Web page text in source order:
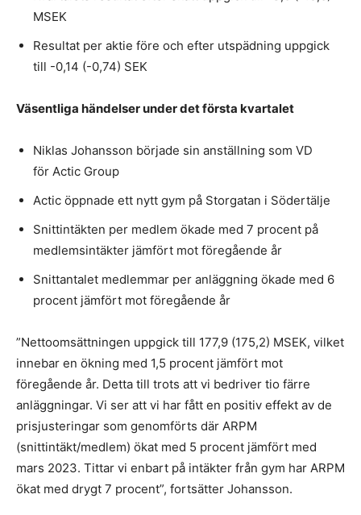
MSEK
Resultat per aktie före och efter utspädning uppgick
till -0,14 (-0,74) SEK
Väsentliga händelser under det första kvartalet
Niklas Johansson började sin anställning som VD
för Actic Group
Actic öppnade ett nytt gym på Storgatan i Södertälje
Snittintäkten per medlem ökade med 7 procent på
medlemsintäkter jämfört mot föregående år
Snittantalet medlemmar per anläggning ökade med 6
procent jämfört mot föregående år
”Nettoomsättningen uppgick till 177,9 (175,2) MSEK, vilket
innebar en ökning med 1,5 procent jämfört mot
föregående år. Detta till trots att vi bedriver tio färre
anläggningar. Vi ser att vi har fått en positiv effekt av de
prisjusteringar som genomförts där ARPM
(snittintäkt/medlem) ökat med 5 procent jämfört med
mars 2023. Tittar vi enbart på intäkter från gym har ARPM
ökat med drygt 7 procent”, fortsätter Johansson.